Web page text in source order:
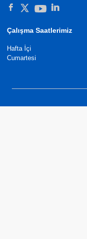
Çalışma Saatlerimiz
Hafta İçi
Cumartesi